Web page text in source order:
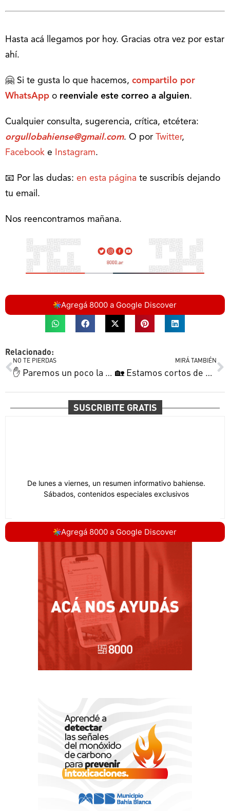
Hasta acá llegamos por hoy. Gracias otra vez por estar
ahí.
🤗 Si te gusta lo que hacemos, compartilo por
WhatsApp o reenviale este correo a alguien.
Cualquier consulta, sugerencia, crítica, etcétera:
orgullobahiense@gmail.com. O por Twitter,
Facebook e Instagram.
📧 Por las dudas: en esta página te suscribís dejando
tu email.
Nos reencontramos mañana.
Agregá 8000 a Google Discover
Relacionado:
NO TE PIERDAS
✋ Paremos un poco la mano propia | Gran centro de Kroos a Nico | Exe descarga rapeando y más
MIRÁ TAMBIÉN
🏡 Estamos cortos de casas propias | Oriana hace todo por Mateo | Agustín actúa y agradece y más
SUSCRIBITE GRATIS
Agregá 8000 a Google Discover